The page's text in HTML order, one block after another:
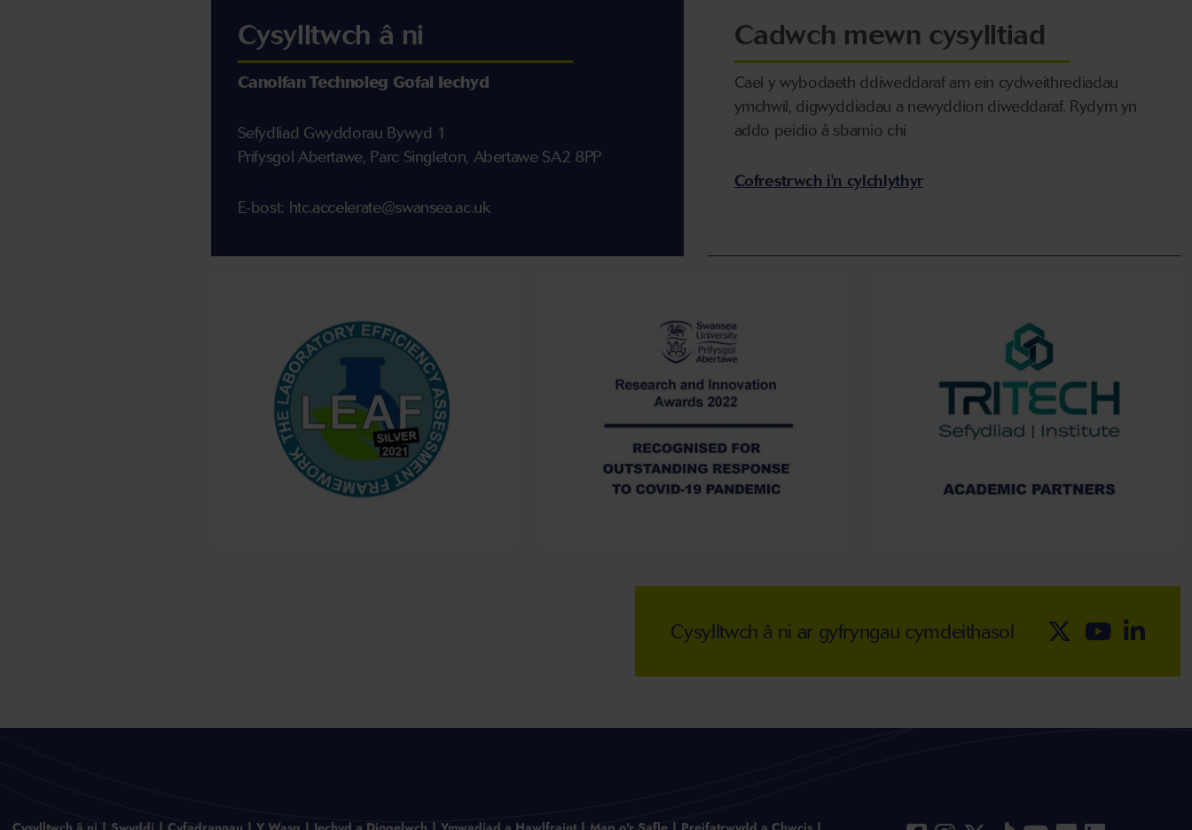
Cysylltwch â ni
Canolfan Technoleg Gofal Iechyd
Sefydliad Gwyddorau Bywyd 1
Prifysgol Abertawe, Parc Singleton, Abertawe SA2 8PP
E-bost: htc.accelerate@swansea.ac.uk
Cadwch mewn cysylltiad
Cael y wybodaeth ddiweddaraf am ein cydweithrediadau
ymchwil, digwyddiadau a newyddion diweddaraf. Rydym yn
addo peidio â sbamio chi
Cofrestrwch i'n cylchlythyr
Cysylltwch â ni ar gyfryngau cymdeithasol